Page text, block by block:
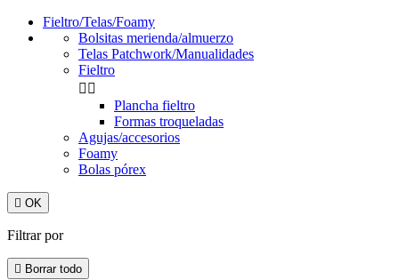
Fieltro/Telas/Foamy
Bolsitas merienda/almuerzo
Telas Patchwork/Manualidades
Fieltro
 
Plancha fieltro
Formas troqueladas
Agujas/accesorios
Foamy
Bolas pórex
 OK
Filtrar por
 Borrar todo